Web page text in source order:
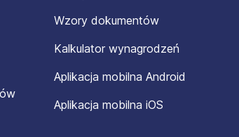
Wzory dokumentów
Kalkulator wynagrodzeń
Aplikacja mobilna Android
Aplikacja mobilna iOS